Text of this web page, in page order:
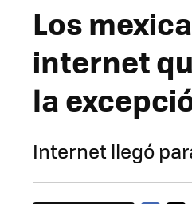
Los
internet
la
Internet llegó